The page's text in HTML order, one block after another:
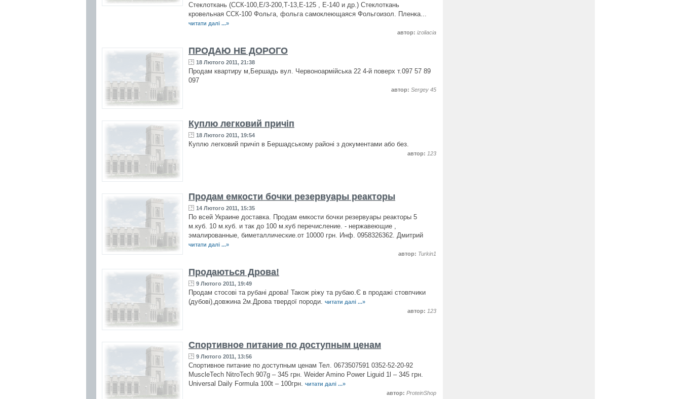
Стеклоткань (ССК-100,Е/3-200,Т-13,Е-125 , Е-140 и др.) Стеклоткань
кровельная ССК-100 Фольга, фольга самоклеющаяся Фольгоизол. Пленка...
читати далі ...»
автор: izoliacia
ПРОДАЮ НЕ ДОРОГО
18 Лютого 2011, 21:38
Продам квартиру м,Бершадь вул. Червоноармійська 22 4-й поверх т.097 57 89
097
автор: Sergey 45
Куплю легковий причіп
18 Лютого 2011, 19:54
Куплю легковий причіп в Бершадському районі з документами або без.
автор: 123
Продам емкости бочки резервуары реакторы
14 Лютого 2011, 15:35
По всей Украине доставка. Продам емкости бочки резервуары реакторы 5
м.куб. 10 м.куб. и так до 100 м.куб перечисление. - нержавеющие ,
эмалированные, биметаллические.от 10000 грн. Инф. 0958326362. Дмитрий
читати далі ...»
автор: Turkin1
Продаються Дрова!
9 Лютого 2011, 19:49
Продам стосові та рубані дрова! Також ріжу та рубаю.Є в продажі стовпчики
(дубові),довжина 2м.Дрова твердої породи. читати далі ...»
автор: 123
Спортивное питание по доступным ценам
9 Лютого 2011, 13:56
Спортивное питание по доступным ценам Тел. 0673507591 0352-52-20-92
MuscleTech NitroTech 907g – 345 грн. Weider Amino Power Liguid 1l – 345 грн.
Universal Daily Formula 100t – 100грн. читати далі ...»
автор: ProteinShop